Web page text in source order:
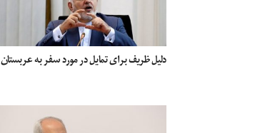
دلیل ظریف برای تمایل در مورد سفر به عربستان